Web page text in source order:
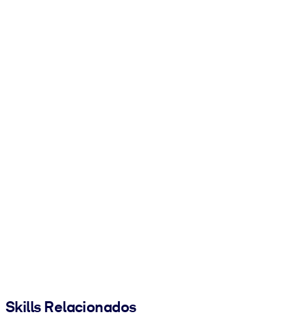
Skills Relacionados